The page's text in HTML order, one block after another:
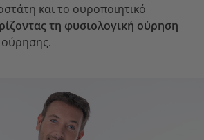
και το ουροποιητικό
τη φυσιολογική ούρηση
ούρησης.